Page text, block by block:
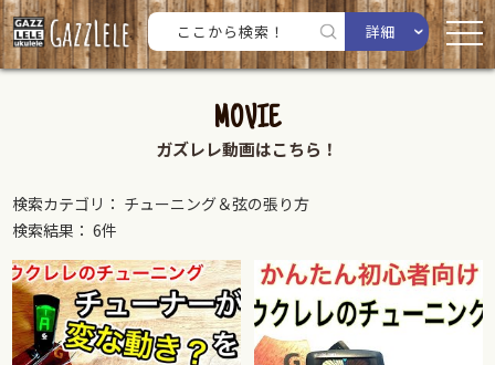
詳細
MOVIE
ガズレレ動画はこちら！
検索カテゴリ： チューニング＆弦の張り方
検索結果： 6件